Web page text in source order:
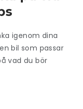
igenom dina
bil som passar
vad du bör